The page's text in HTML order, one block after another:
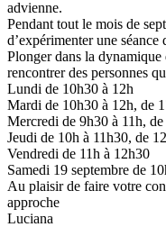
advienne.
Pendant tout le mois de
d’expérimenter une
Plonger dans la dynamique
rencontrer des personnes
Lundi de 10h30 à 12h
Mardi de 10h30 à 12h, de
Mercredi de 9h30 à 11h,
Jeudi de 10h à 11h30, de
Vendredi de 11h à 12h30
Samedi 19 septembre de
Au plaisir de faire votre
approche
Luciana